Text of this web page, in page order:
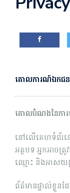
គោលការណ៍ឯកជន
គោលបំណងនៃការប្
នៅលើគេហទំព័រន
អត្ថបទ អ្នកអាចត្
ឈ្មោះ និងអាសយដ្
ព័ត៌មានផ្ទាល់ខ្លួន